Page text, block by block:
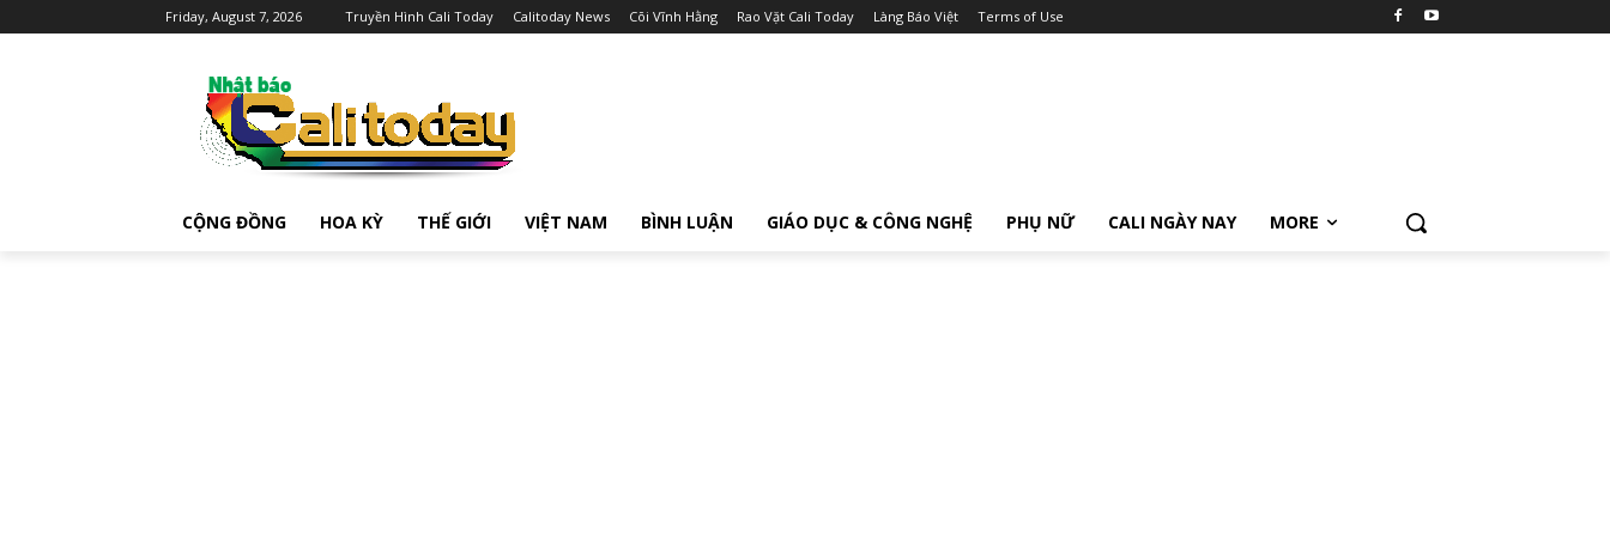
Friday, August 7, 2026 Truyền Hình Cali Today Calitoday News Cõi Vĩnh Hằng Rao Vặt Cali Today Làng Báo Việt Terms of Use
CỘNG ĐỒNG HOA KỲ THẾ GIỚI VIỆT NAM BÌNH LUẬN GIÁO DỤC & CÔNG NGHỆ PHỤ NỮ CALI NGÀY NAY MORE